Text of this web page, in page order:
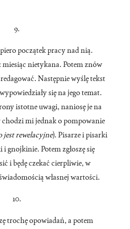
9.
początek pracy nad nią.
miesiąc nietykana. Potem znów
Następnie wyślę tekst
się na jego temat.
istotne uwagi, naniosę je na
mi jednak o pompowanie
jest rewelacyjne). Pisarze i pisarki
gnojkinie. Potem zgłoszę się
i będę czekać cierpliwie, w
własnej wartości.
10.
trochę opowiadań, a potem